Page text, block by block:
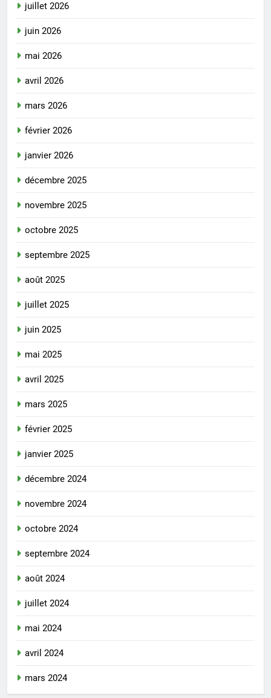
juillet 2026
juin 2026
mai 2026
avril 2026
mars 2026
février 2026
janvier 2026
décembre 2025
novembre 2025
octobre 2025
septembre 2025
août 2025
juillet 2025
juin 2025
mai 2025
avril 2025
mars 2025
février 2025
janvier 2025
décembre 2024
novembre 2024
octobre 2024
septembre 2024
août 2024
juillet 2024
mai 2024
avril 2024
mars 2024